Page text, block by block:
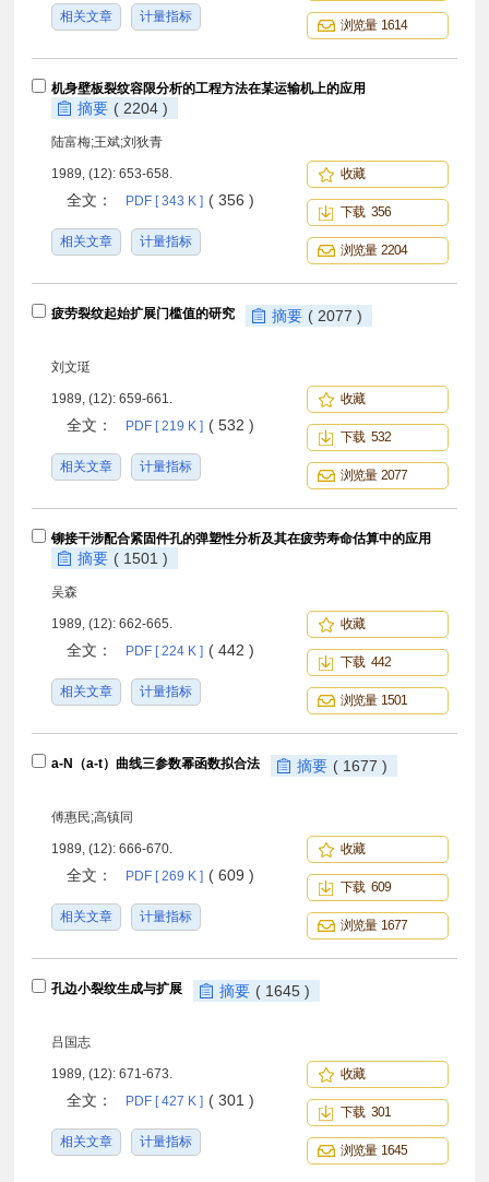
相关文章 计量指标
浏览量 1614
机身壁板裂纹容限分析的工程方法在某运输机上的应用
摘要 ( 2204 )
陆富梅;王斌;刘狄青
1989, (12): 653-658.
全文： PDF [ 343 K ] ( 356 )
相关文章 计量指标
收藏
下载 356
浏览量 2204
疲劳裂纹起始扩展门槛值的研究 摘要 ( 2077 )
刘文珽
1989, (12): 659-661.
全文： PDF [ 219 K ] ( 532 )
相关文章 计量指标
收藏
下载 532
浏览量 2077
铆接干涉配合紧固件孔的弹塑性分析及其在疲劳寿命估算中的应用
摘要 ( 1501 )
吴森
1989, (12): 662-665.
全文： PDF [ 224 K ] ( 442 )
相关文章 计量指标
收藏
下载 442
浏览量 1501
a-N（a-t）曲线三参数幂函数拟合法 摘要 ( 1677 )
傅惠民;高镇同
1989, (12): 666-670.
全文： PDF [ 269 K ] ( 609 )
相关文章 计量指标
收藏
下载 609
浏览量 1677
孔边小裂纹生成与扩展 摘要 ( 1645 )
吕国志
1989, (12): 671-673.
全文： PDF [ 427 K ] ( 301 )
相关文章 计量指标
收藏
下载 301
浏览量 1645